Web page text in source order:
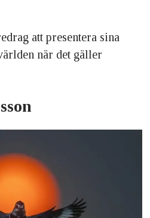
att presentera sina
när det gäller